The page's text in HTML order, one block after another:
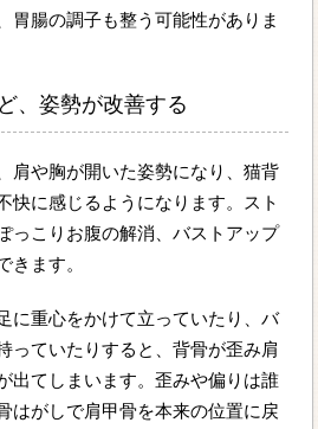
胃腸の調子も整う可能性がありま
、姿勢が改善する
肩や胸が開いた姿勢になり、猫背
快に感じるようになります。スト
っこりお腹の解消、バストアップ
きます。
に重心をかけて立っていたり、バ
っていたりすると、背骨が歪み肩
出てしまいます。歪みや偏りは誰
はがしで肩甲骨を本来の位置に戻